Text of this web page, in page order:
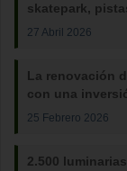
skatepark,
27 Abril 2026
La renovación
con una
25 Febrero 2026
2.500